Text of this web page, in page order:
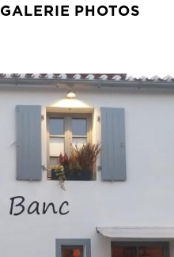
GALERIE PHOTOS